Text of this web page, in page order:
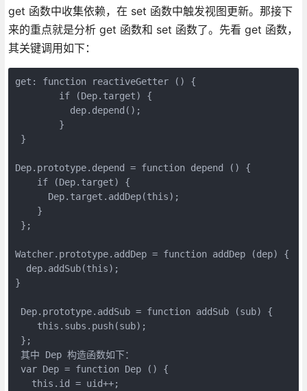
get 函数中收集依赖，在 set 函数中触发视图更新。那接下
来的重点就是分析 get 函数和 set 函数了。先看 get 函数，
其关键调用如下：
get: function reactiveGetter () {
        if (Dep.target) {
          dep.depend();
        }
}
Dep.prototype.depend = function depend () {
    if (Dep.target) {
      Dep.target.addDep(this);
    }
};
Watcher.prototype.addDep = function addDep (dep) {
  dep.addSub(this);
}
Dep.prototype.addSub = function addSub (sub) {
    this.subs.push(sub);
};
其中 Dep 构造函数如下：
var Dep = function Dep () {
   this.id = uid++;